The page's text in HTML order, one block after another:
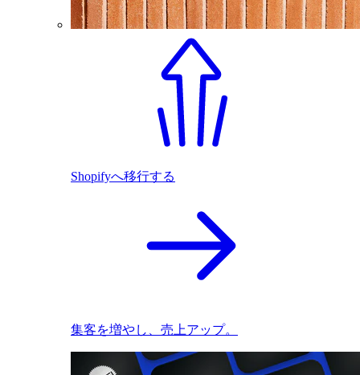
Shopifyへ移行する
集客を増やし、売上アップ。